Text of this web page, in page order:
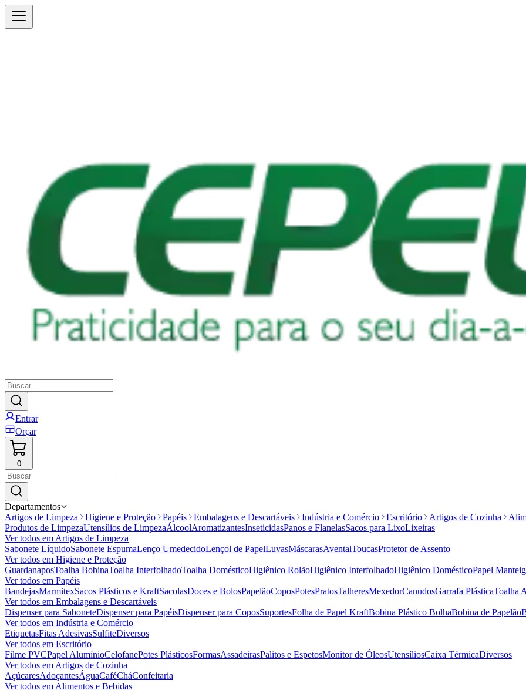
Entrar
Orçar
0
Departamentos
Artigos de Limpeza
Higiene e Proteção Papéis Embalagens e Descartáveis Indústria e Comércio Escritório Artigos de Cozinha
Produtos de LimpezaUtensílios de LimpezaÁlcoolAromatizantesInseticidasPanos e FlanelasSacos para LixoLixeiras
Ver todos emArtigos de Limpeza
Sabonete LíquidoSabonete EspumaLenço UmedecidoLençol de PapelLuvasMáscarasAventalToucasProtetor de Assento
Ver todos em Higiene e Proteção
GuardanaposToalha BobinaToalha InterfolhadoToalha DomésticoHigiênico RolãoHigiênico InterfolhadoHigiênico DomésticoPapel
Ver todos em Papéis
BandejasMarmitexSacos Plásticos e KraftSacolasDoces e BolosPapelãoCoposPotesPratosTalheresMexedorCanudosGarrafa PlásticaToalha
Ver todos em Embalagens e Descartáveis
Dispenser para SaboneteDispenser para PapéisDispenser para CoposSuportesFolha de Papel KraftBobina Plástico BolhaBobina de Papelão
Ver todos em Indústria e Comércio
EtiquetasFitas AdesivasSulfiteDiversos
Ver todos em Escritório
Filme PVCPapel AlumínioCelofanePotes PlásticosFormasAssadeirasPalitos e EspetosMonitor de ÓleosUtensíliosCaixa TérmicaDiversos
Ver todos emArtigos de Cozinha
AçúcaresAdoçantesÁguaCaféCháConfeitaria
Ver todos emAlimentos e Bebidas